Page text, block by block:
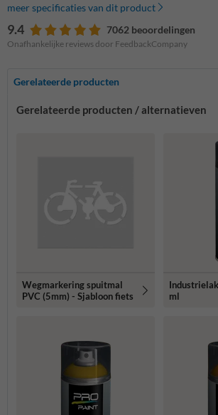
meer specificaties van dit product
9.4 7062 beoordelingen
Onafhankelijke reviews door FeedbackCompany
Gerelateerde producten
Gerelateerde producten / alternatieven
Wegmarkering spuitmal
PVC (5mm) - Sjabloon fiets
ml